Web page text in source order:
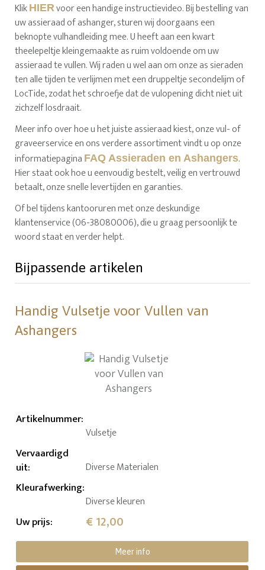
Klik HIERvoor een handige instructievideo. Bij bestelling van
uw assieraad of ashanger, sturen wij doorgaans een
beknopte vulhandleiding mee. U heeft aan een kwart
theelepeltje kleingemaakte as ruim voldoende om uw
assieraad te vullen. Wij raden u wel aan om onze as sieraden
ten alle tijden te verlijmen met een druppeltje secondelijm of
LocTide, zodat het schroefje dat de vulopening dicht niet uit
zichzelf losdraait.
Meer info over hoe u het juiste assieraad kiest, onze vul- of
graveerservice en ons verdere assortiment vindt u op onze
informatiepagina FAQ Assieraden en Ashangers.
Hier staat ook hoe u eenvoudig bestelt, veilig en vertrouwd
betaalt, onze snelle levertijden en garanties.
Of bel tijdens kantooruren met onze deskundige
klantenservice (06-38080006), die u graag persoonlijk te
woord staat en verder helpt.
Bijpassende artikelen
Handig Vulsetje voor Vullen van
Ashangers
Artikelnummer:
Vulsetje
Vervaardigd
uit: Diverse Materialen
Kleurafwerking:
Diverse kleuren
Uw prijs: € 12,00
Meer info